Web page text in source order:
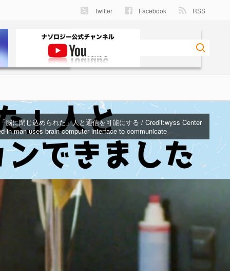
Twitter Facebook RSS
脳に閉じ込められた」人と通信を可能にする / Credit:wyss Center
in man uses brain-computer interface to communicate